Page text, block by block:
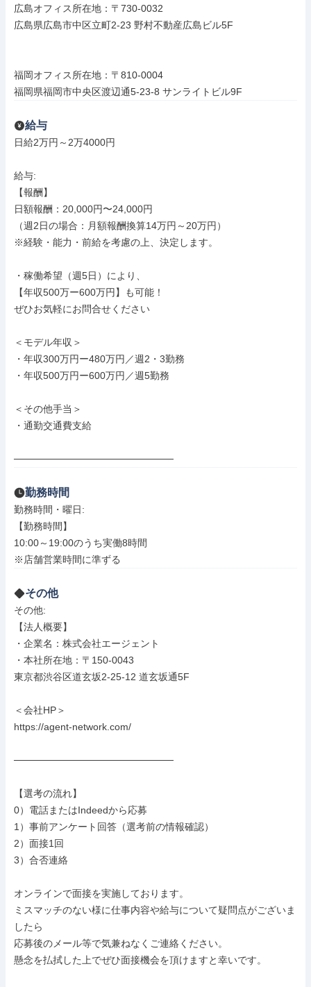
広島オフィス所在地：〒730-0032
広島県広島市中区立町2-23 野村不動産広島ビル5F
福岡オフィス所在地：〒810-0004
福岡県福岡市中央区渡辺通5-23-8 サンライトビル9F
給与
日給2万円～2万4000円
給与:
【報酬】
日額報酬：20,000円〜24,000円
（週2日の場合：月額報酬換算14万円～20万円）
※経験・能力・前給を考慮の上、決定します。
・稼働希望（週5日）により、
【年収500万ー600万円】も可能！
ぜひお気軽にお問合せください
＜モデル年収＞
・年収300万円ー480万円／週2・3勤務
・年収500万円ー600万円／週5勤務
＜その他手当＞
・通勤交通費支給
───────────────────────
勤務時間
勤務時間・曜日:
【勤務時間】
10:00～19:00のうち実働8時間
※店舗営業時間に準ずる
その他
その他:
【法人概要】
・企業名：株式会社エージェント
・本社所在地：〒150-0043
東京都渋谷区道玄坂2-25-12 道玄坂通5F
＜会社HP＞
https://agent-network.com/
───────────────────────
【選考の流れ】
0）電話またはIndeedから応募
1）事前アンケート回答（選考前の情報確認）
2）面接1回
3）合否連絡
オンラインで面接を実施しております。
ミスマッチのない様に仕事内容や給与について疑問点がございま
したら
応募後のメール等で気兼ねなくご連絡ください。
懸念を払拭した上でぜひ面接機会を頂けますと幸いです。